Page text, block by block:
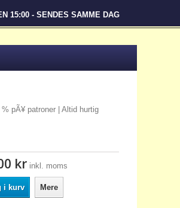
15:00 - SENDES SAMME DAG
pÃ¥ patroner | Altid hurtig
kr inkl. moms
i kurv Mere